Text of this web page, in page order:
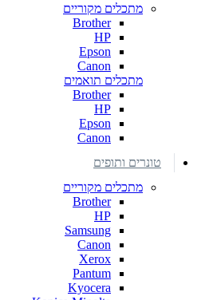
מתכלים מקוריים
Brother
HP
Epson
Canon
מתכלים תואמים
Brother
HP
Epson
Canon
טונרים ותופים
מתכלים מקוריים
Brother
HP
Samsung
Canon
Xerox
Pantum
Kyocera